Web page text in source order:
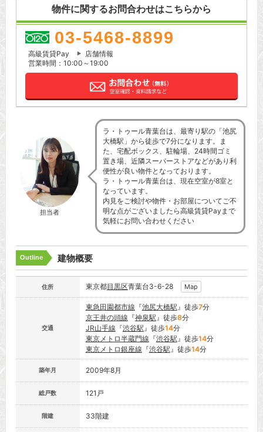
物件に関するお問合わせはこちらから
03-5468-8899
高級賃貸Pay
店舗情報
営業時間：10:00～19:00
担当者
ラ・トゥール青葉台は、最寄り駅の「池尻
大橋駅」から徒歩で7分になります。ま
た、宅配ボックス、駐輪場、24時間ゴミ
置き場、近隣スーパーストアなどがあり利
便性が良い物件となっております。
ラ・トゥール青葉台は、現在空室が8室と
なっています。
内見をご検討や物件・お部屋についてご不
明な点がございましたら高級賃貸Payまで
気軽にお問い合わせください
Outline 建物概要
住所 東京都目黒区青葉台3-6-28 Map
交通
東急田園都市線 『池尻大橋駅』徒歩7分
京王井の頭線 『神泉駅』徒歩8分
JR山手線 『渋谷駅』徒歩14分
東京メトロ半蔵門線 『渋谷駅』徒歩14分
東京メトロ銀座線 『渋谷駅』徒歩14分
築年月 2009年8月
総戸数 121戸
階建 33階建